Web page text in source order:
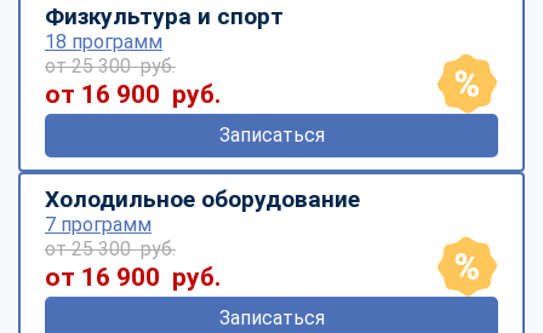
Физкультура и спорт
18 программ
от 25 300 руб.
от 16 900 руб.
Записаться
Холодильное оборудование
7 программ
от 25 300 руб.
от 16 900 руб.
Записаться